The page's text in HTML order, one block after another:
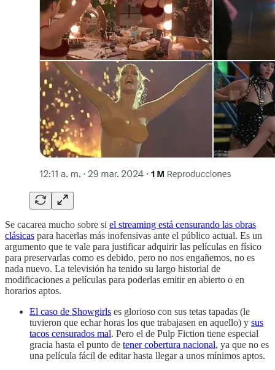
Se cacarea mucho sobre si el streaming está censurando las obras
clásicas para hacerlas más inofensivas ante el público actual. Es un
argumento que te vale para justificar adquirir las películas en físico
para preservarlas como es debido, pero no nos engañemos, no es
nada nuevo. La televisión ha tenido su largo historial de
modificaciones a películas para poderlas emitir en abierto o en
horarios aptos.
El caso de Showgirls es glorioso con sus tetas tapadas (le
tuvieron que echar horas los que trabajasen en aquello) y sus
tacos censurados mal. Pero el de Pulp Fiction tiene especial
gracia hasta el punto de tener cobertura nacional, ya que no es
una película fácil de editar hasta llegar a unos mínimos aptos.